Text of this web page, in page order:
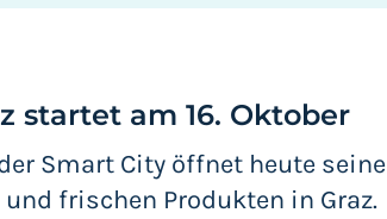
startet am 16. Oktober
Smart City öffnet heute seine
frischen Produkten in Graz.